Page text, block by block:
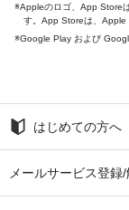
Appleのロゴ、App Store
す。App Storeは、Apple
Google Play および
はじめての方へ
メールサービス登録/